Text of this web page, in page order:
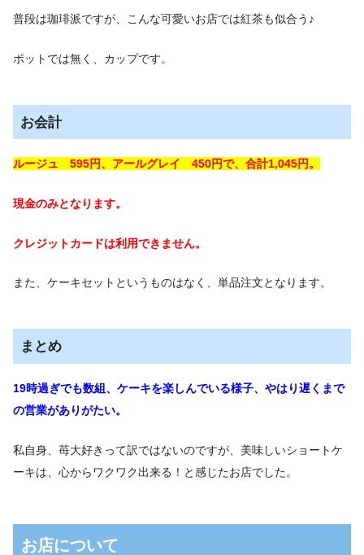
普段は珈琲派ですが、こんな可愛いお店では紅茶も似合う♪
ポットでは無く、カップです。
お会計
ルージュ 595円、 アールグレイ 450円で、 合計1,045円。
現金のみとなります。
クレジットカードは利用できません。
また、ケーキセットというものはなく、単品注文となります。
まとめ
19時過ぎでも数組、ケーキを楽しんでいる様子、 やはり遅くまで
の営業がありがたい。
私自身、苺大好きって訳ではないのですが、美味しいショートケ
ーキは、心からワクワク出来る！と感じたお店でした。
お店について